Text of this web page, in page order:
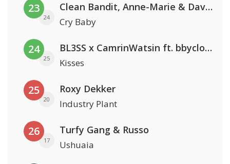
23
24
Clean Bandit, Anne-Marie & David Guetta
Cry Baby
24
25
BL3SS x CamrinWatsin ft. bbyclose
Kisses
25
20
Roxy Dekker
Industry Plant
26
17
Turfy Gang & Russo
Ushuaia